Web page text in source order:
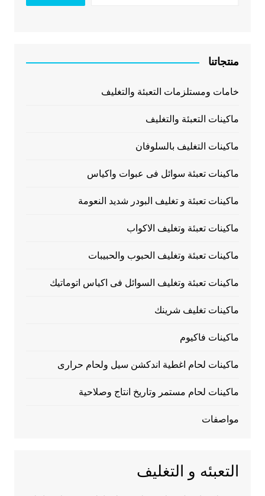
منتجاتنا
خامات ومستلزمات التعبئة والتغليف
ماكينات التعبئة والتغليف
ماكينات التغليف بالسلوفان
ماكينات تعبئة سوائل فى عبوات واكياس
ماكينات تعبئة و تغليف البودر شديد النعومة
ماكينات تعبئة وتغليف الاكواب
ماكينات تعبئة وتغليف الحبوب والحبيبات
ماكينات تعبئة وتغليف السوائل فى اكياس اتوماتيك
ماكينات تغليف شرينك
ماكينات فاكيوم
ماكينات لحام اغطية اندكشن سيل ولحام حرارى
ماكينات لحام مستمر وتاريخ انتاج وصلاحية
مواصفات
التعبئه و التغليف